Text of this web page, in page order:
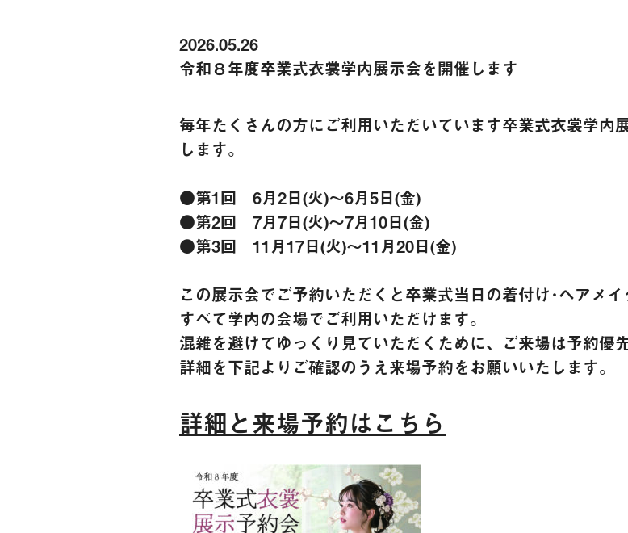
2026.05.26
令和８年度卒業式衣裳学内展示会を開催します
毎年たくさんの方にご利用いただいています卒業式衣裳学内
します。
●第1回 6月2日(火)～6月5日(金)
●第2回 7月7日(火)～7月10日(金)
●第3回 11月17日(火)～11月20日(金)
この展示会でご予約いただくと卒業式当日の着付け･ヘアメ
すべて学内の会場でご利用いただけます。
混雑を避けてゆっくり見ていただくために、ご来場は予約優先
詳細を下記よりご確認のうえ来場予約をお願いいたします。
詳細と来場予約はこちら